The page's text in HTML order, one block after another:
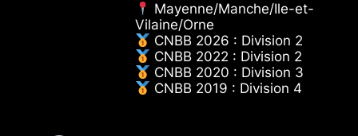
Mayenne/Manche/Ile-et-
Vilaine/Orne
CNBB 2026 : Division 2
CNBB 2022 : Division 2
CNBB 2020 : Division 3
CNBB 2019 : Division 4